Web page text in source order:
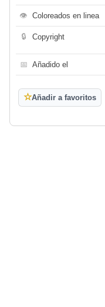
👁 Coloreados en linea
🔒 Copyright
📅 Añadido el
☆Añadir a favoritos